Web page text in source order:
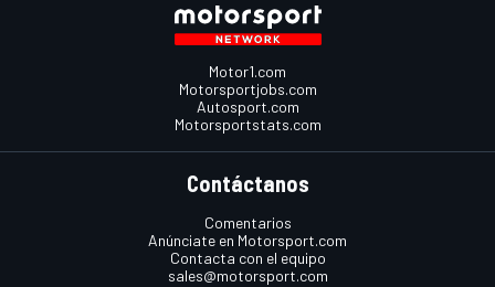
Motor1.com
Motorsportjobs.com
Autosport.com
Motorsportstats.com
Contáctanos
Comentarios
Anúnciate en Motorsport.com
Contacta con el equipo
sales@motorsport.com